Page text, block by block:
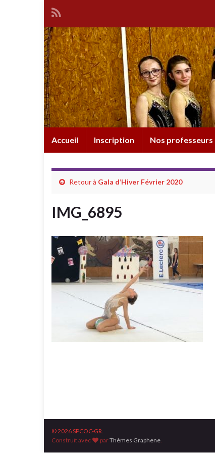
Accueil Inscription Nos professeurs
Retour à Gala d’Hiver Février 2020
IMG_6895
© 2026 SPCOC-GR.
Construit avec
parThèmes Graphene.